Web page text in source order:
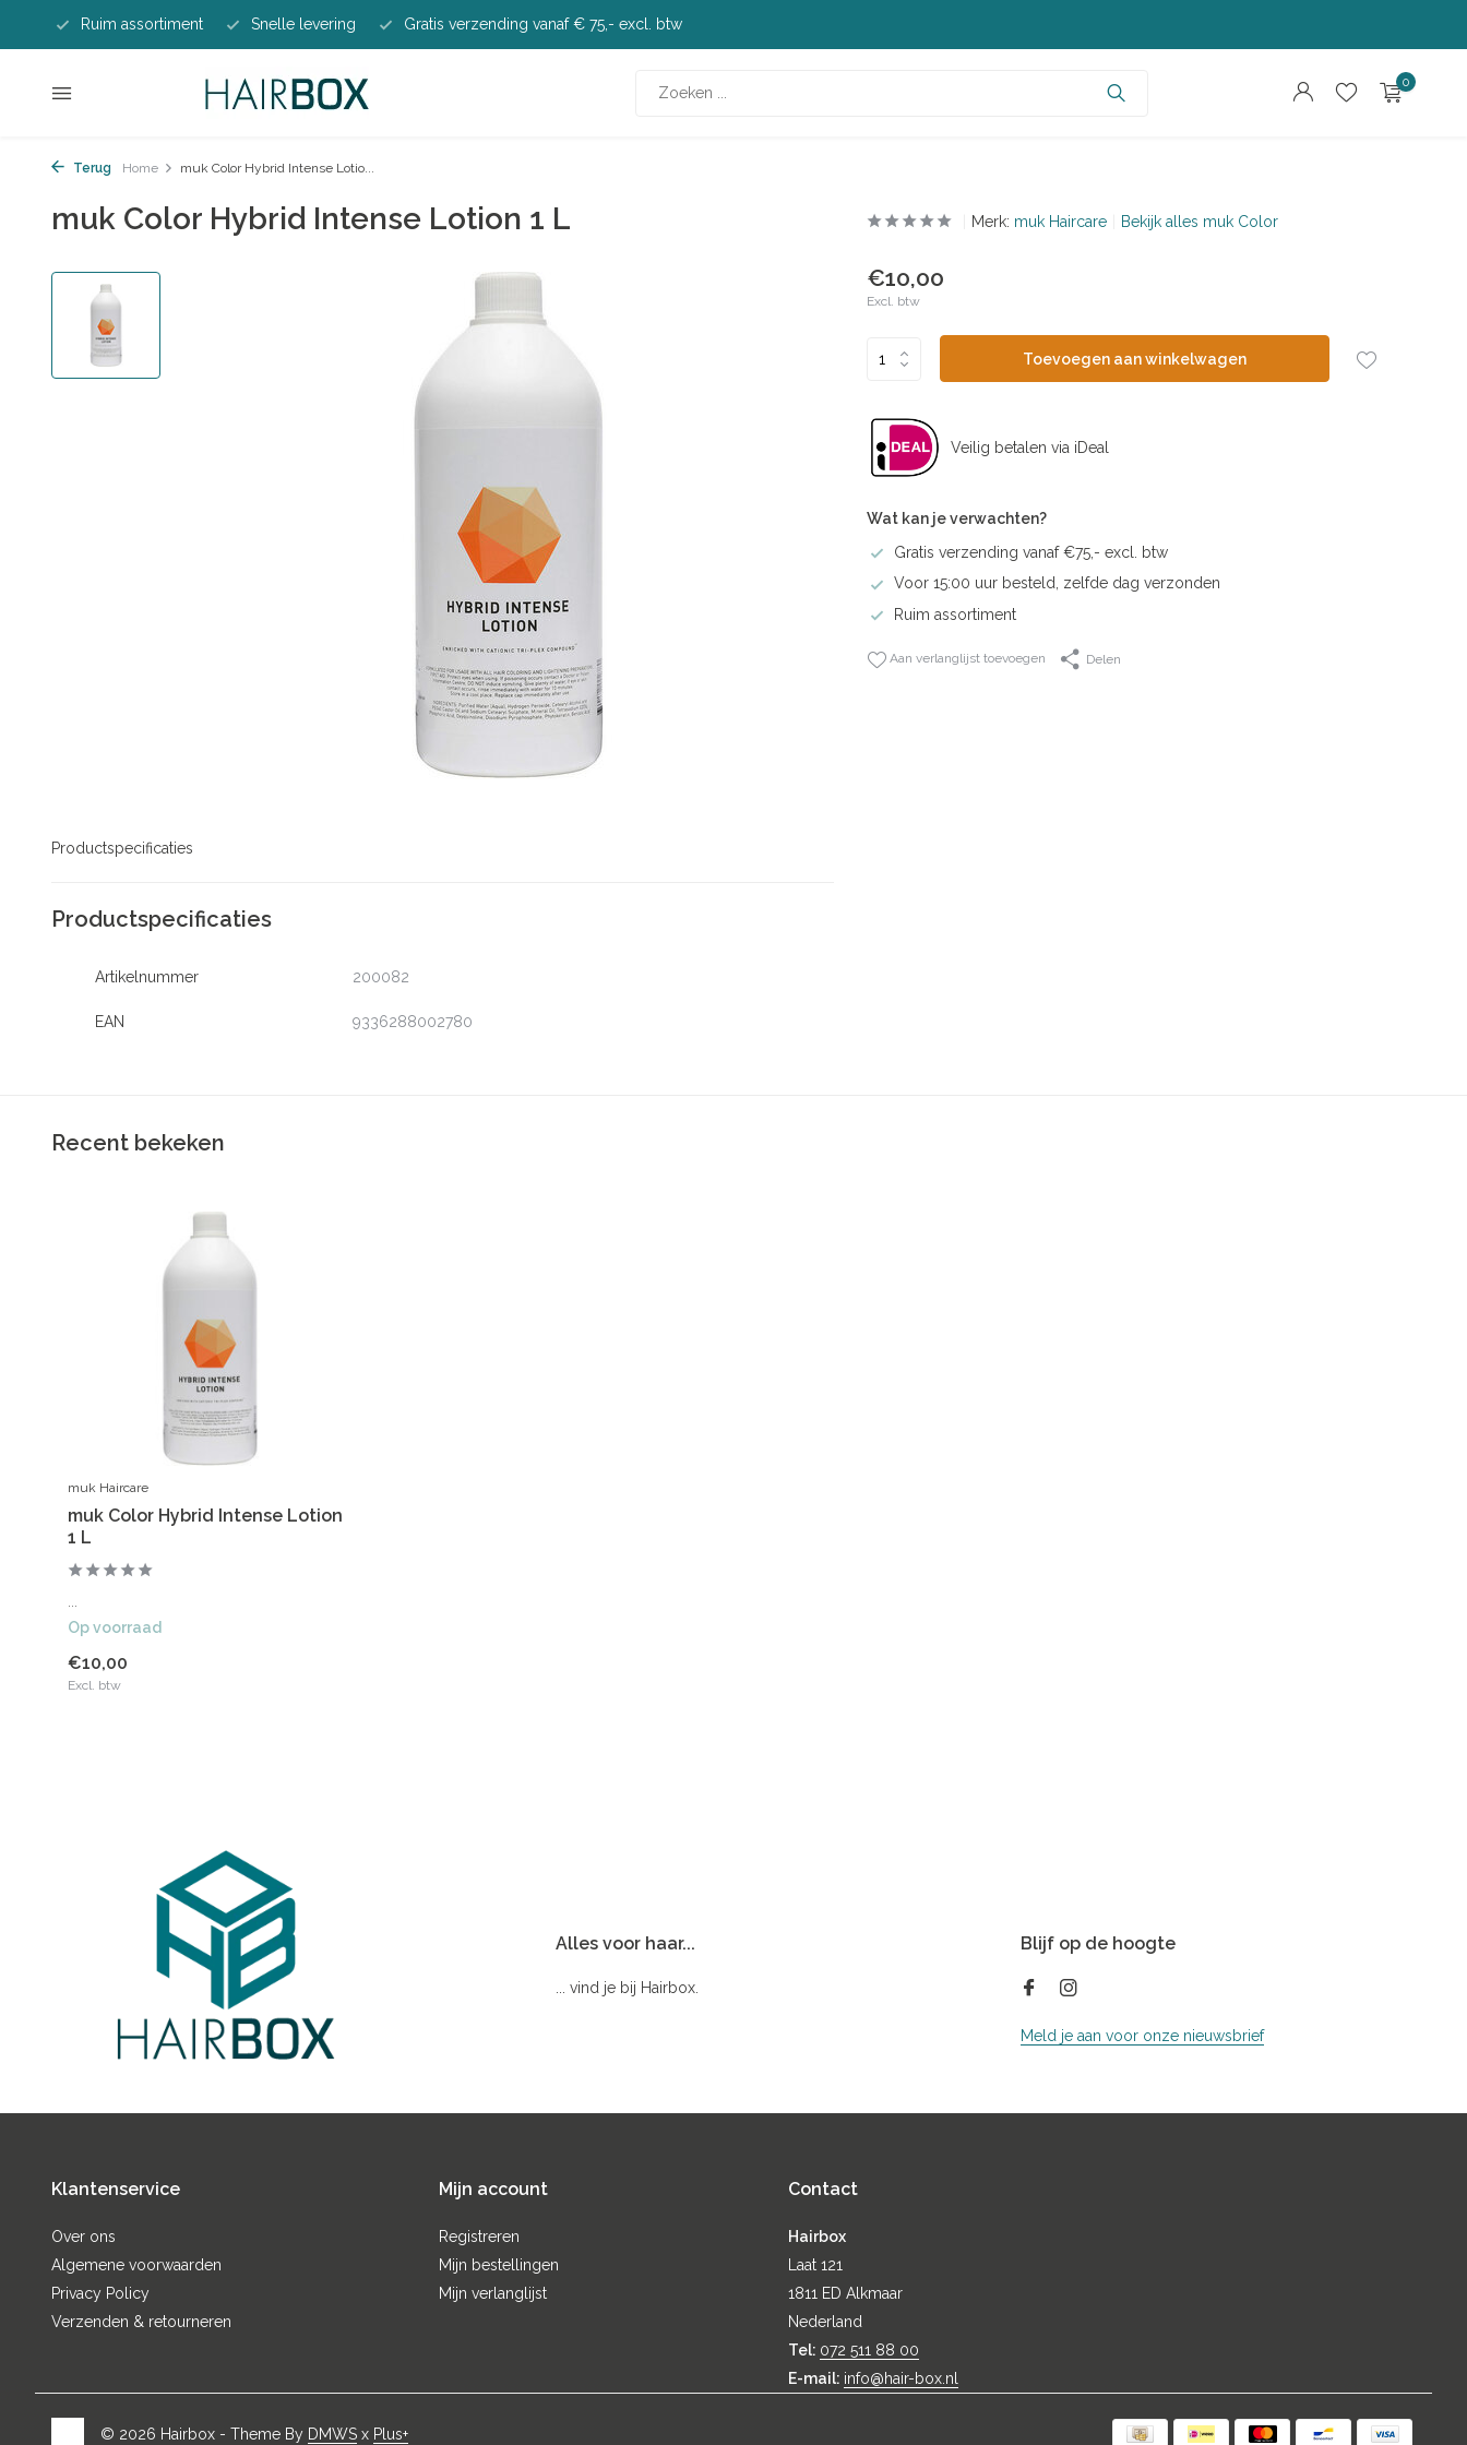
Ruim assortiment Snelle levering Gratis verzending vanaf € 75,- excl. btw
0
Terug Home muk Color Hybrid Intense Lotio...
muk Color Hybrid Intense Lotion 1 L
Productspecificaties
Productspecificaties
Artikelnummer 200082
EAN 9336288002780
Merk: muk Haircare Bekijk alles muk Color
€10,00
Excl. btw
Toevoegen aan winkelwagen
Veilig betalen via iDeal
Wat kan je verwachten?
Gratis verzending vanaf €75,- excl. btw
Voor 15:00 uur besteld, zelfde dag verzonden
Ruim assortiment
Aan verlanglijst toevoegen Delen
Recent bekeken
muk Haircare
muk Color Hybrid Intense Lotion
1 L
Op voorraad
€10,00
Excl. btw
Alles voor haar...
... vind je bij Hairbox.
Blijf op de hoogte
Meld je aan voor onze nieuwsbrief
Klantenservice
Over ons
Algemene voorwaarden
Privacy Policy
Verzenden & retourneren
Mijn account
Registreren
Mijn bestellingen
Mijn verlanglijst
Contact
Hairbox
Laat 121
1811 ED Alkmaar
Nederland
Tel: 072 511 88 00
E-mail: info@hair-box.nl
© 2026 Hairbox - Theme By DMWS x Plus+